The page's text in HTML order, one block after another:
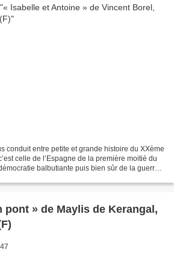
conduit entre petite et grande histoire du XXème
celle de l’Espagne de la première moitié du
balbutiante puis bien sûr de la guerre
pont » de Maylis de Kerangal,